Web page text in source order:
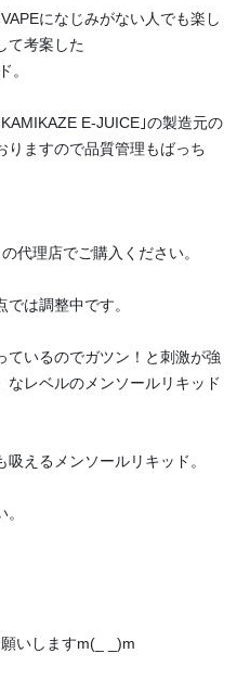
になじみがない人でも楽し
て考案した
。
E-JUICE｣の製造元の
りますので品質管理もばっち
代理店でご購入ください。
は調整中です。
ているのでガツン！と刺激が強
なレベルのメンソールリキッド
えるメンソールリキッド。
いしますm(_ _)m